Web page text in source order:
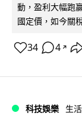
動，盈利大幅跑
國定價，如今關
34 4 ↗
科技娛樂 生